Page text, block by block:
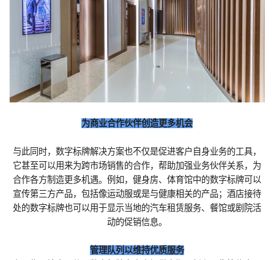
为商业合作伙伴创造更多机会
与此同时，数字标牌解决方案也不仅是促进客户自身业务的工具，
它甚至可以用来为跨市场销售的合作，帮助加强业务伙伴关系，为
合作各方制造更多机遇。例如，健身房、体育馆中的数字标牌可以
宣传第三方产品，包括像运动服或是与健康相关的产品；酒店接待
处的数字标牌也可以用于显示当地的汽车租赁服务、餐馆或剧院活
动的促销信息。
管理队列以维持优质服务